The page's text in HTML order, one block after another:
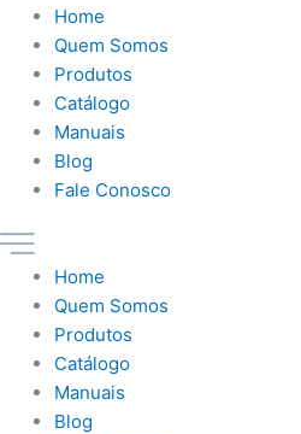
Home
Quem Somos
Produtos
Catálogo
Manuais
Blog
Fale Conosco
Home
Quem Somos
Produtos
Catálogo
Manuais
Blog